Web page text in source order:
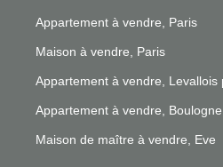
Appartement à vendre, Paris
Maison à vendre, Paris
Appartement à vendre, Levallois
Appartement à vendre,
Maison de maître à vendre, Eve